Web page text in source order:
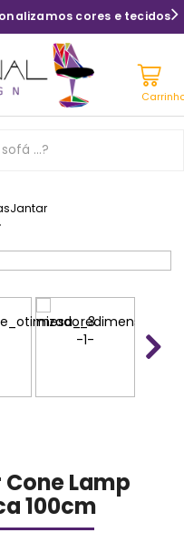
cores e tecidos
Jantar
Lamp
100cm